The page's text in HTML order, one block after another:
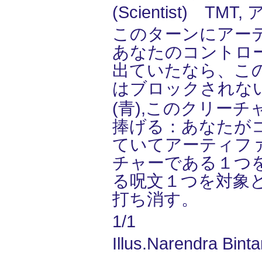
(Scientist) TMT,
このターンにアー
あなたのコントロ
出ていたなら、こ
はブロックされな
(青),このクリーチ
捧げる：あなたが
ていてアーティフ
チャーである１つ
る呪文１つを対象
打ち消す。
1/1
Illus.Narendra